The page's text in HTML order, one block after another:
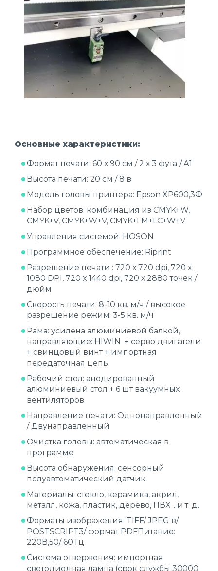
Основные характеристики:
Формат печати: 60 х 90 см / 2 х 3 фута / А1
Высота печати: 20 см / 8 в
Модель головы принтера: Epson XP600,3Ф
Набор цветов: комбинация из CMYK+W,
CMYK+V, CMYK+W+V, CMYK+LM+LC+W+V
Управления системой: HOSON
Программное обеспечение: Riprint
Разрешение печати : 720 х 720 dpi, 720 х
1080 DPI, 720 х 1440 dpi, 720 х 2880 точек /
дюйм
Скорость печати: 8-10 кв. м/ч / высокое
разрешение режим: 3-5 кв. м/ч
Рама: усилена алюминиевой балкой,
направляющие: HIWIN + серво двигатели
+ свинцовый винт + импортная
передаточная цепь
Рабочий стол: анодированный
алюминиевый стол + 6 шт вакуумных
вентиляторов.
Направление печати: Однонаправленный
/ Двунаправленный
Очистка головы: автоматическая в
программе
Высота обнаружения: сенсорный
полуавтоматический датчик
Материалы: стекло, керамика, акрил,
металл, кожа, пластик, дерево, ПВХ .. и т. д.
Форматы изображения: TIFF/ JPEG в/
POSTSCRIPT3/ формат PDFПитание:
220В,50/ 60 Гц
Система отвержения: импортная
светодиодная лампа (срок службы 30000